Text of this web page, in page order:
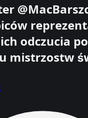
odczucia
mistrzostw